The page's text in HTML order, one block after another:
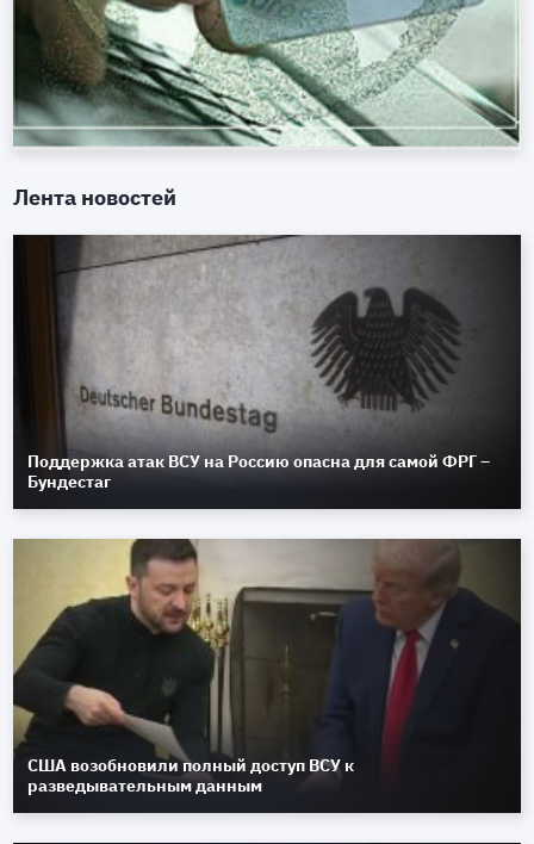
Лента новостей
Поддержка атак ВСУ на Россию опасна для самой ФРГ –
Бундестаг
США возобновили полный доступ ВСУ к
разведывательным данным